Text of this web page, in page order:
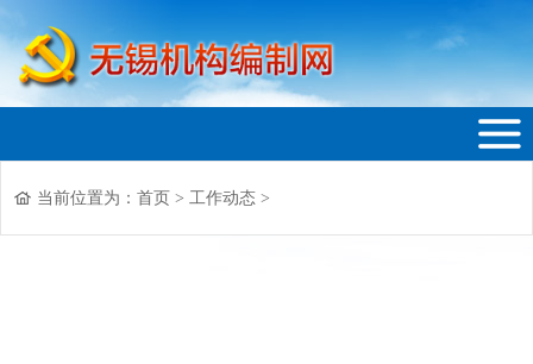
无锡机构编制网
当前位置为： 首页 > 工作动态 >